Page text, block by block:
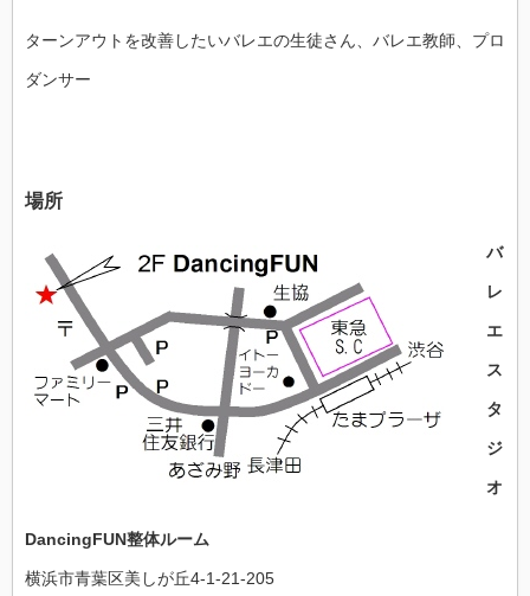
ターンアウトを改善したいバレエの生徒さん、バレエ教師、プロ
ダンサー
場所
バ
レ
エ
ス
タ
ジ
オ
DancingFUN整体ルーム
横浜市青葉区美しが丘4-1-21-205